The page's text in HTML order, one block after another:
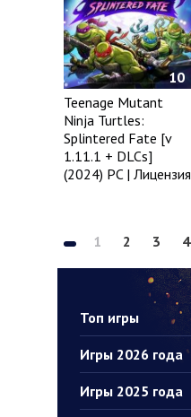
Топ игры
Игры 2026 года
Игры 2025 года
10
Teenage Mutant
Ninja Turtles:
Splintered Fate [v
1.11.1 + DLCs]
(2024) PC | Лицензия
1 2 3 4